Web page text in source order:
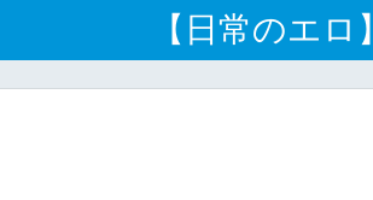
【日常のエロ】